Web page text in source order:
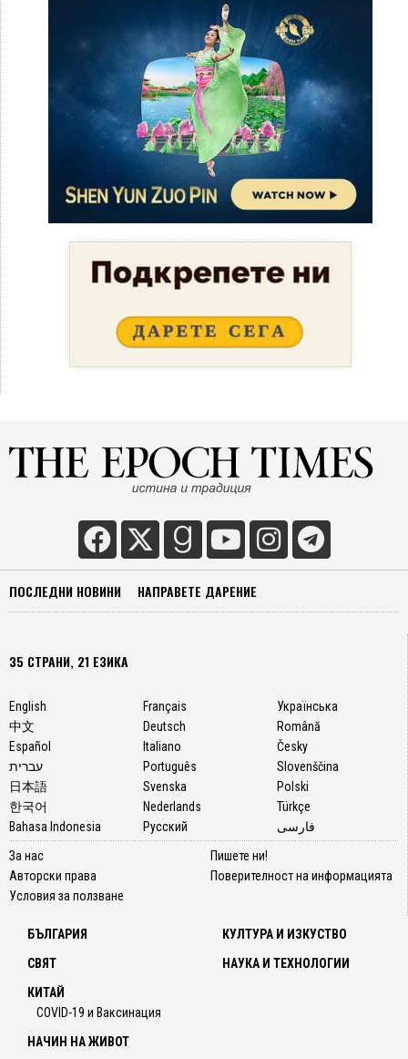
ПОСЛЕДНИ НОВИНИ НАПРАВЕТЕ ДАРЕНИЕ
35 СТРАНИ, 21 ЕЗИКА
English
中文
Español
עברית
日本語
한국어
Bahasa Indonesia
Français
Deutsch
Italiano
Português
Svenska
Nederlands
Русский
Українська
Română
Česky
Slovenščina
Polski
Türkçe
فارسی
За нас
Авторски права
Условия за ползване
Пишете ни!
Поверителност на информацията
БЪЛГАРИЯ
СВЯТ
КИТАЙ
COVID-19 и Ваксинация
КУЛТУРА И ИЗКУСТВО
НАУКА И ТЕХНОЛОГИИ
НАЧИН НА ЖИВОТ